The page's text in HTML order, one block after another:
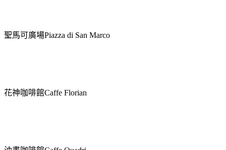
聖馬可廣場Piazza di San Marco
花神咖啡館Caffe Florian